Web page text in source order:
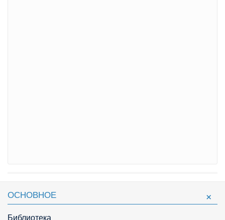
ОСНОВНОЕ
Библиотека